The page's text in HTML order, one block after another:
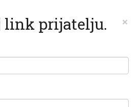
link prijatelju. ×